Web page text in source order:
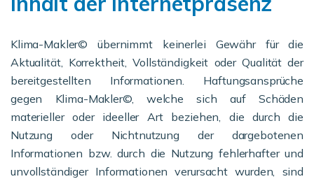
Klima-Makler© übernimmt keinerlei Gewähr für die
Aktualität, Korrektheit, Vollständigkeit oder Qualität der
bereitgestellten Informationen. Haftungsansprüche
gegen Klima-Makler©, welche sich auf Schäden
materieller oder ideeller Art beziehen, die durch die
Nutzung oder Nichtnutzung der dargebotenen
Informationen bzw. durch die Nutzung fehlerhafter und
unvollständiger Informationen verursacht wurden, sind